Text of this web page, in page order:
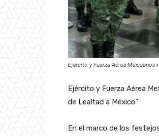
Ejército y Fuerza Aérea
Ejército y Fuerza Aérea
de Lealtad a México”
En el marco de los